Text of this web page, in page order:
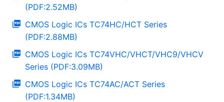
(PDF:2.52MB)
CMOS Logic ICs TC74HC/HCT Series
(PDF:2.88MB)
CMOS Logic ICs TC74VHC/VHCT/VHC9/VHCV
Series (PDF:3.09MB)
CMOS Logic ICs TC74AC/ACT Series
(PDF:1.34MB)